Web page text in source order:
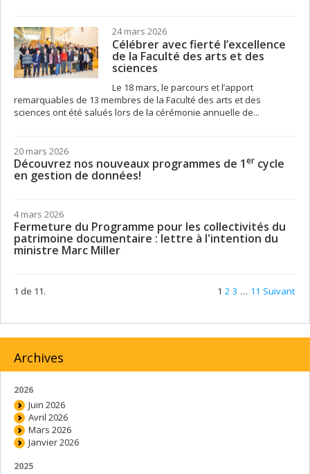
24 mars 2026
Célébrer avec fierté l’excellence
de la Faculté des arts et des
sciences
Le 18 mars, le parcours et l’apport
remarquables de 13 membres de la Faculté des arts et des
sciences ont été salués lors de la cérémonie annuelle de...
20 mars 2026
Découvrez nos nouveaux programmes de 1er cycle
en gestion de données!
4 mars 2026
Fermeture du Programme pour les collectivités du
patrimoine documentaire : lettre à l'intention du
ministre Marc Miller
1 de 11. 1 2 3 … 11 Suivant
Archives
2026
Juin 2026
Avril 2026
Mars 2026
Janvier 2026
2025